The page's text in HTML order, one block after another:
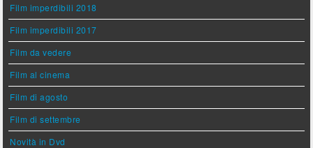
Film imperdibili 2018
Film imperdibili 2017
Film da vedere
Film al cinema
Film di agosto
Film di settembre
Novità in Dvd